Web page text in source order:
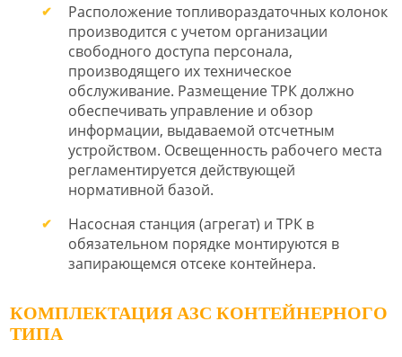
Расположение топливораздаточных колонок
производится с учетом организации
свободного доступа персонала,
производящего их техническое
обслуживание. Размещение ТРК должно
обеспечивать управление и обзор
информации, выдаваемой отсчетным
устройством. Освещенность рабочего места
регламентируется действующей
нормативной базой.
Насосная станция (агрегат) и ТРК в
обязательном порядке монтируются в
запирающемся отсеке контейнера.
КОМПЛЕКТАЦИЯ АЗС КОНТЕЙНЕРНОГО
ТИПА